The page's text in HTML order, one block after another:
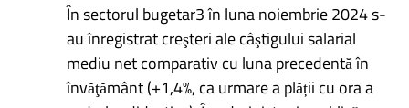
În sectorul bugetar3 în luna noiembrie 2024 s-
au înregistrat creşteri ale câştigului salarial
mediu net comparativ cu luna precedentă în
învăţământ (+1,4%, ca urmare a plății cu ora a